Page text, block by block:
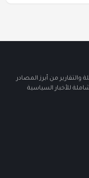
من أبرز المصادر
للأخبار السياسية